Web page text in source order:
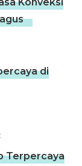
Konveksi
di
Terpercaya